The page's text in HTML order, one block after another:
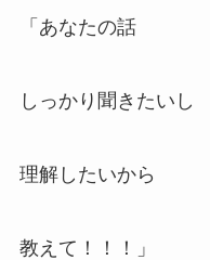
「あなたの話
しっかり聞きたいし
理解したいから
教えて！！！」